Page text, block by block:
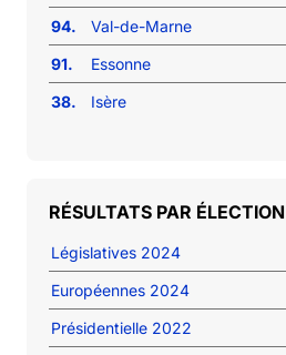
94.
Val-de-Marne
91.
Essonne
38.
Isère
RÉSULTATS PAR ÉLECTION
Législatives 2024
Européennes 2024
Présidentielle 2022